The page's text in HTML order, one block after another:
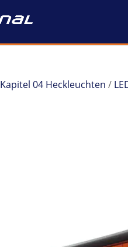
Kapitel 04 Heckleuchten /